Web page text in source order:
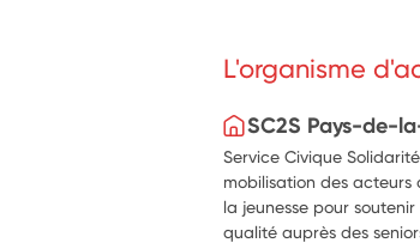
Accompagner les
L'organisme
SC2S Pays-de-
Service Civique
mobilisation des
la jeunesse pour
qualité auprès des